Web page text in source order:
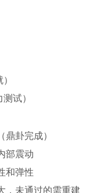
试）
卦完成）
部震动
和弹性
，未通过的需重建